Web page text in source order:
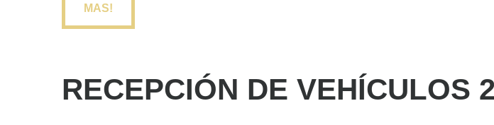
MAS!
RECEPCIÓN DE VEHÍCULOS